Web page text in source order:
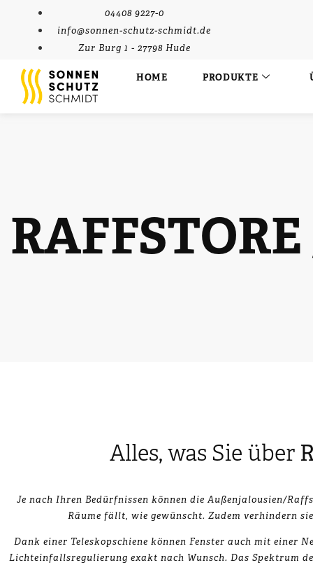
04408 9227-0
info@sonnen-schutz-schmidt.de
Zur Burg 1 - 27798 Hude
HOME PRODUKTE
Alles, was Sie über
Je nach Ihren Bedürfnissen können die Außenjalousien/
Räume fällt, wie gewünscht. Zudem verhindern
Dank einer Teleskopschiene können Fenster auch mit einer
Lichteinfallsregulierung exakt nach Wunsch. Das Spektrum